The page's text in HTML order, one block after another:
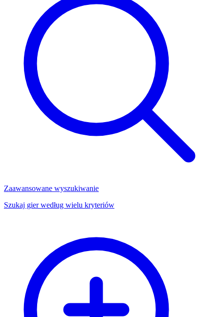
Zaawansowane wyszukiwanie
Szukaj gier według wielu kryteriów